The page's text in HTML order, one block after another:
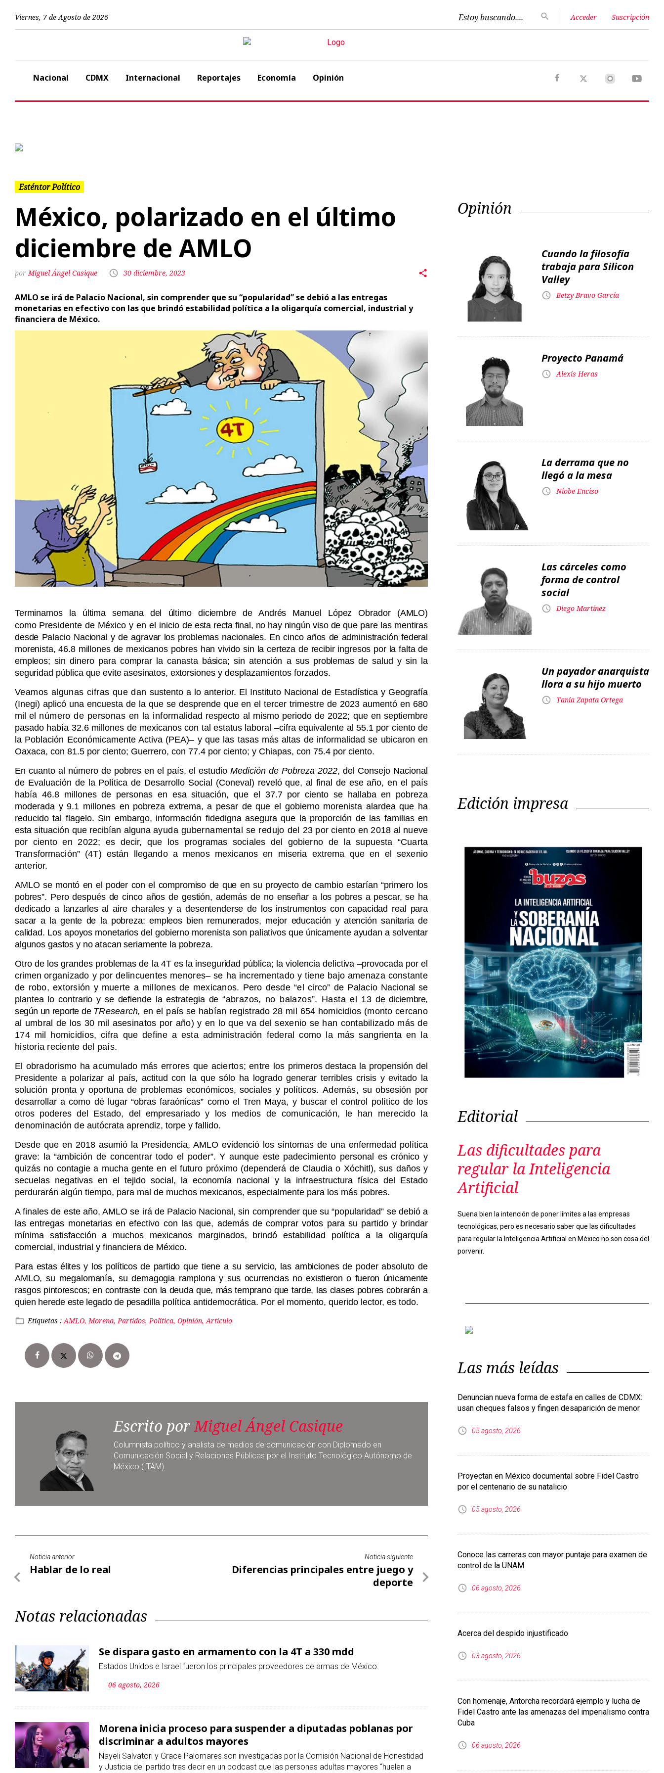
Viernes, 7 de Agosto de 2026 Estoy buscando.... Acceder Suscripción
Nacional CDMX Internacional Reportajes Economía Opinión
Esténtor Político
México, polarizado en el último
diciembre de AMLO
Miguel Ángel Casique 30 diciembre, 2023
AMLO se irá de Palacio Nacional, sin comprender que su “popularidad” se debió a las entregas
monetarias en efectivo con las que brindó estabilidad política a la oligarquía comercial, industrial y
financiera de México.
Terminamos la última semana del último diciembre de Andrés Manuel López Obrador (AMLO)
como Presidente de México y en el iniciode esta recta final, no hay ningún viso deque pare las mentiras
desde Palacio Nacional y de agravar los problemas nacionales. En cinco años de administración federal
morenista, 46.8 millones de mexicanos pobres han vivido sin la certeza de recibir ingresos por la falta de
empleos; sin dinero para comprar la canasta básica; sin atención a sus problemas de salud y sin la
seguridad pública que evite asesinatos, extorsiones y desplazamientos forzados.
Veamos algunas cifras que dan sustento a lo anterior. El Instituto Nacional de Estadística y Geografía
(Inegi) aplicó una encuesta de la que se desprende que en el tercer trimestre de 2023 aumentó en 680
mil el número de personas en la informa lidad respecto al mismo periodo de 2022; que en septiembre
pasado había 32.6 millones de mexicanos con tal estatus laboral –cifra equivalente al 55.1 por ciento de
la Población Económicamente Activa (PEA)– y que las tasas más altas de informalidad se ubicaron en
Oaxaca, con 81.5 por ciento; Guerrero, con 77.4 por ciento; y Chiapas, con 75.4 por ciento.
En cuanto al número de pobres en el país, el estudioMedición de Pobreza 2022, del Consejo Nacional
de Evaluación de la Política de Desarrollo Social (Coneval) reveló que, al final de ese año, en el país
había 46.8 millones de personas en esa situación, que el 37.7 por ciento se hallaba en pobreza
moderada y 9.1 millones en pobreza extrema, a pesar de que el gobierno morenista alardea que ha
reducido tal flagelo. Sin embargo, información fidedigna asegura que la proporción de las familias en
esta situación que recibían alguna ayuda gubernamental se redujo del 23 por ciento en 2018 al nueve
por ciento en 2022; es decir, que los programas sociales del gobierno de la supuesta “Cuarta
Transformación” (4T) están llegando a menos mexicanos en miseria extrema que en el sexenio
anterior.
AMLO se montó en el poder con el compromiso de que en su proyecto de cambio estarían “primero los
pobres”. Pero después de cinco años de gestión, además de no enseñar a los pobres a pescar, se ha
dedicado a lanzarles al aire charales y a desentenderse de los instrumentos con capacidad real para
sacar a la gente de la pobreza: empleos bien remunerados, mejor educación y atención sanitaria de
calidad. Los apoyos monetarios del gobierno morenista son paliativos que únicamente ayudan a solventar
algunos gastos y no atacan seriamente la pobreza.
Otro de los grandes problemas de la 4T es la inseguridad pública; la violencia delictiva –provocada por el
crimenorganizado y por delincuentes menores– se ha incrementado y tiene bajo amenaza constante
de robo, extorsión y muerte a millones de mexicanos. Pero desde “el circo” de Palacio Nacional se
plantea lo contrario y se defiende la estrategia de“abrazos, no balazos”. Hasta el 13de diciembre,
según un reporte de TResearch, en el país se habían registrado 28 mil 654 homicidios (monto cercano
al umbral de los 30 mil asesinatos por año) y en lo que va del sexenio se han contabilizado más de
174 mil homicidios, cifra que define a esta administración federal como la más sangrienta en la
historia reciente del país.
El obradorismo ha acumulado más errores que aciertos; entre los primeros destaca la propensión del
Presidente a polarizar al país, actitud con la que sólo ha logrado generar terribles crisis y evitado la
solución pronta y oportuna de problemas económicos, sociales y políticos.Además, su obsesión por
desarrollar a como dé lugar “obras faraónicas” como el Tren Maya, y buscar el control político de los
otros poderes del Estado, del empresariado y los medios de comunicación, le han merecido la
denominación deautócrata aprendiz, torpe y fallido.
Desde que en 2018 asumió la Presidencia, AMLO evidenció los síntomas de una enfermedad política
grave: la “ambición de concentrar todo el poder”. Y aunque este padecimiento personal es crónico y
quizás no contagie a mucha gente en el futuro próximo (dependerá de Claudia o Xóchitl), sus daños y
secuelas negativas en el tejido social, la economía nacional y la infraestructura física del Estado
perdurarán algún tiempo, para mal de muchos mexicanos, especialmente para los más pobres.
A finales de este año, AMLO se irá de Palacio Nacional, sin comprender que su “popularidad” se debió a
las entregas monetarias en efectivo con las que, además de comprar votos para su partido y brindar
mínima satisfacción a muchos mexicanos marginados, brindó estabilidad política a la oligarquía
comercial, industrial y financiera de México.
Para estas élites y los políticos de partido que tiene a su servicio, las ambiciones de poder absoluto de
AMLO, su megalomanía, su demagogia ramplonay sus ocurrencias no existieron o fueron únicamente
rasgos pintorescos; en contraste con la deuda que, más temprano que tarde, las clases pobres cobrarán a
quien herede este legado de pesadilla política antidemocrática. Por el momento, querido lector, es todo.
Etiquetas :AMLO, Morena, Partidos, Política, Opinión, Artículo
Escrito porMiguel Ángel Casique
Columnista político y analista de medios de comunicación con Diplomado en
Comunicación Social y Relaciones Públicas por el Instituto Tecnológico Autónomo de
México (ITAM).
Noticia anterior
Hablar de lo real
Noticia siguiente
Diferencias principales entre juego y
deporte
Notas relacionadas
Se dispara gasto en armamento con la 4T a 330 mdd
Estados Unidos e Israel fueron los principales proveedores de armas de México.
06 agosto, 2026
Morena inicia proceso para suspender a diputadas poblanas por
discriminar a adultos mayores
Nayeli Salvatori y Grace Palomares son investigadas por la Comisión Nacional de Honestidad
y Justicia del partido tras decir en un podcast que las personas adultas mayores “huelen a
Opinión
Cuando la filosofía
trabaja para Silicon
Valley
Betzy Bravo García
Proyecto Panamá
Alexis Heras
La derrama que no
llegó a la mesa
Níobe Enciso
Las cárceles como
forma de control
social
Diego Martínez
Un payador anarquista
llora a su hijo muerto
Tania Zapata Ortega
Edición impresa
Editorial
Las dificultades para
regular la Inteligencia
Artificial
Suena bien la intención de poner límites a las empresas
tecnológicas, pero es necesario saber que las dificultades
para regular la Inteligencia Artificial en México no son cosa del
porvenir.
Las más leídas
Denuncian nueva forma de estafa en calles de CDMX:
usan cheques falsos y fingen desaparición de menor
05 agosto, 2026
Proyectan en México documental sobre Fidel Castro
por el centenario de su natalicio
05 agosto, 2026
Conoce las carreras con mayor puntaje para examen de
control de la UNAM
06 agosto, 2026
Acerca del despido injustificado
03 agosto, 2026
Con homenaje, Antorcha recordará ejemplo y lucha de
Fidel Castro ante las amenazas del imperialismo contra
Cuba
06 agosto, 2026